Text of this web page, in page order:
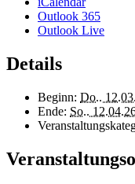
Outlook 365
Outlook Live
Details
Beginn: Do..
Ende: So..